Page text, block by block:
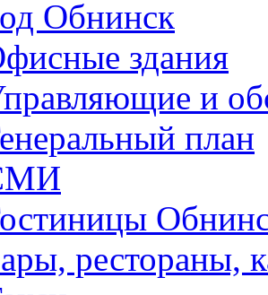
Обнинск
здания
и
план
рестораны,